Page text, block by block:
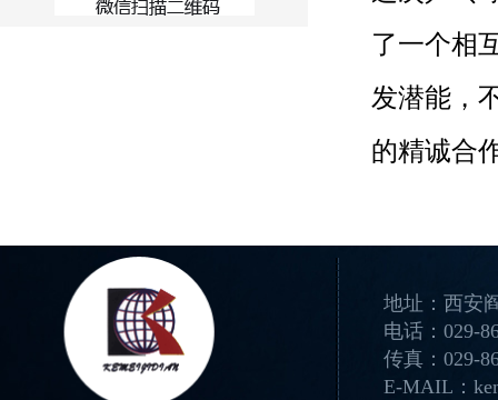
了一个相
发潜能，
的精诚合
地址：西安
电话：029-
传真：029-
E-MAIL：